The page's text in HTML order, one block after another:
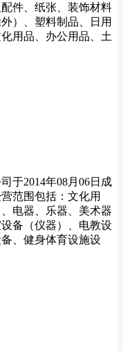
件、纸张、装饰材料
）、塑料制品、日用
用品、办公用品、土
于2014年08月06日成
范围包括：文化用
电器、乐器、美术器
备（仪器）、电教设
、健身体育设施设